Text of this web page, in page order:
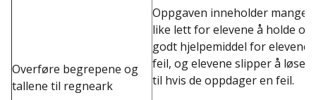
Overføre begrepene og
tallene til regneark
Oppgaven inneholder mange
like lett for elevene å holde
godt hjelpemiddel for
feil, og elevene slipper å løse
til hvis de oppdager en feil.